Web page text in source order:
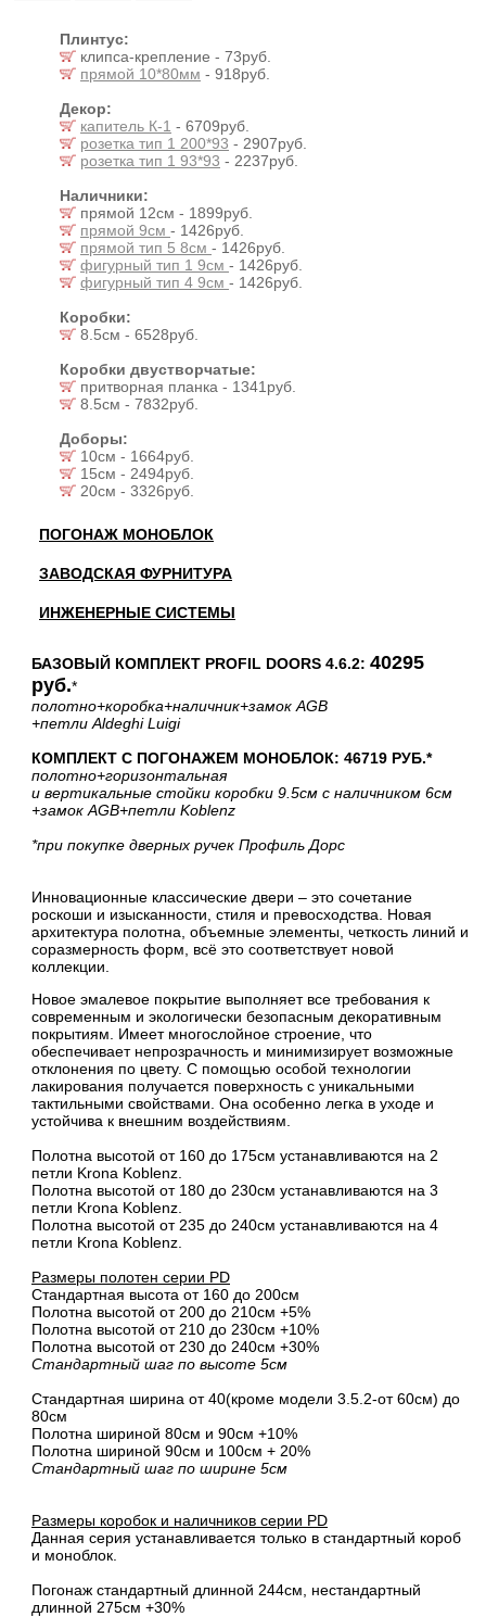
Плинтус:
клипса-крепление - 73руб.
прямой 10*80мм - 918руб.
Декор:
капитель К-1 - 6709руб.
розетка тип 1 200*93 - 2907руб.
розетка тип 1 93*93 - 2237руб.
Наличники:
прямой 12см - 1899руб.
прямой 9см - 1426руб.
прямой тип 5 8см - 1426руб.
фигурный тип 1 9см - 1426руб.
фигурный тип 4 9см - 1426руб.
Коробки:
8.5см - 6528руб.
Коробки двустворчатые:
притворная планка - 1341руб.
8.5см - 7832руб.
Доборы:
10см - 1664руб.
15см - 2494руб.
20см - 3326руб.
ПОГОНАЖ МОНОБЛОК
ЗАВОДСКАЯ ФУРНИТУРА
ИНЖЕНЕРНЫЕ СИСТЕМЫ
БАЗОВЫЙ КОМПЛЕКТ PROFIL DOORS 4.6.2: 40295
руб.*
полотно+коробка+наличник+замок AGB
+петли Aldeghi Luigi
КОМПЛЕКТ С ПОГОНАЖЕМ МОНОБЛОК: 46719 РУБ.*
полотно+горизонтальная
и вертикальные стойки коробки 9.5см с наличником 6см
+замок AGB+петли Koblenz
*при покупке дверных ручек Профиль Дорс
Инновационные классические двери – это сочетание
роскоши и изысканности, стиля и превосходства. Новая
архитектура полотна, объемные элементы, четкость линий и
соразмерность форм, всё это соответствует новой
коллекции.
Новое эмалевое покрытие выполняет все требования к
современным и экологически безопасным декоративным
покрытиям. Имеет многослойное строение, что
обеспечивает непрозрачность и минимизирует возможные
отклонения по цвету. С помощью особой технологии
лакирования получается поверхность с уникальными
тактильными свойствами. Она особенно легка в уходе и
устойчива к внешним воздействиям.
Полотна высотой от 160 до 175см устанавливаются на 2
петли Krona Koblenz.
Полотна высотой от 180 до 230см устанавливаются на 3
петли Krona Koblenz.
Полотна высотой от 235 до 240см устанавливаются на 4
петли Krona Koblenz.
Размеры полотен серии PD
Стандартная высота от 160 до 200см
Полотна высотой от 200 до 210см +5%
Полотна высотой от 210 до 230см +10%
Полотна высотой от 230 до 240см +30%
Стандартный шаг по высоте 5см
Стандартная ширина от 40(кроме модели 3.5.2-от 60см) до
80см
Полотна шириной 80cм и 90cм +10%
Полотна шириной 90см и 100см + 20%
Стандартный шаг по ширине 5см
Размеры коробок и наличников серии PD
Данная серия устанавливается только в стандартный короб
и моноблок.
Погонаж стандартный длинной 244см, нестандартный
длинной 275см +30%